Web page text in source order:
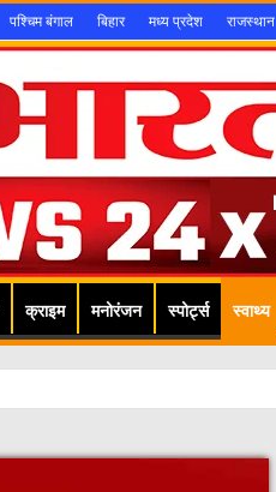
पश्चिम बंगाल बिहार मध्य प्रदेश राजस्थान
क्राइम मनोरंजन स्पोर्ट्स स्वाथ्य